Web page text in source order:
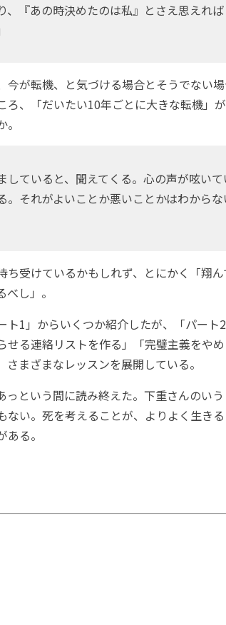
、『あの時決めたのは私』とさえ思えれ
今が転機、と気づける場合とそうでない
ろ、「だいたい10年ごとに大きな転機」
していると、聞えてくる。心の声が呟い
。それがよいことか悪いことかはわから
ち受けているかもしれず、とにかく「翔
し」。
1」からいくつか紹介したが、「パート
せる連絡リストを作る」「完璧主義をや
さまざまなレッスンを展開している。
っという間に読み終えた。下重さんのい
ない。死を考えることが、よりよく生き
る。